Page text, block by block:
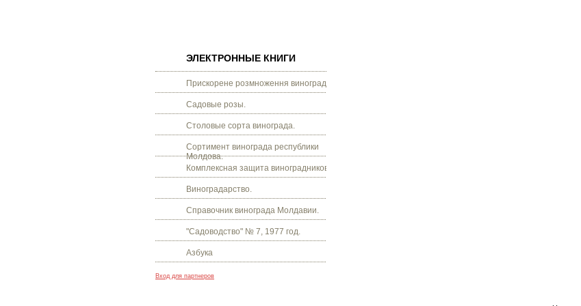
ЭЛЕКТРОННЫЕ КНИГИ
Прискорене розмноження винограду.
Садовые розы.
Столовые сорта винограда.
Сортимент винограда республики
Молдова.
Комплексная защита виноградников.
Виноградарство.
Справочник винограда Молдавии.
"Садоводство" № 7, 1977 год.
Азбука
Вход для партнеров